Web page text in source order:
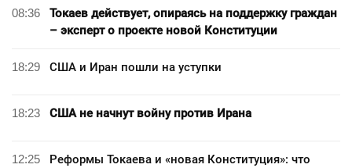
08:36
Токаев действует, опираясь на поддержку граждан
– эксперт о проекте новой Конституции
18:29 США и Иран пошли на уступки
18:23 США не начнут войну против Ирана
12:25
Реформы Токаева и «новая Конституция»: что